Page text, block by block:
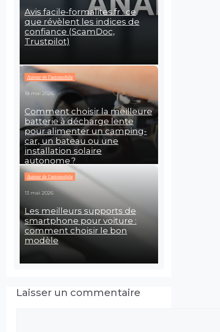
Avis facile-formalites.fr : ce
que révèlent les indices de
confiance (ScamDoc,
Trustpilot)
Autour de l'automobile
18 mai 2026
Comment choisir la meilleure
batterie à décharge lente
pour alimenter un camping-
car, un bateau ou une
installation solaire
autonome ?
Autour de l'automobile
13 mai 2026
Les meilleurs supports de
smartphone pour voiture :
comment choisir le bon
modèle
Laisser un commentaire